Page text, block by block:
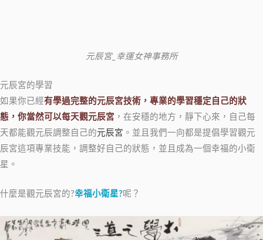
元辰宮_幸運女神事務所
元辰宮的學習
如果你已經有學過完整的元辰宮技術，專業的學習穩定自己的狀
態，你當然可以每天觀元辰宮 ，在安穩的地方，靜下心來，自己每
天都能觀元辰調整自己的元辰宮 。並且我們一向都是提倡學習觀元
辰宮這項專業技能，調整好自己的狀態，並且成為一個幸福的小衛
星。
什麼是觀元辰宮的?幸福小衛星?呢？